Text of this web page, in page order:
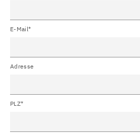
E-Mail*
Adresse
PLZ*